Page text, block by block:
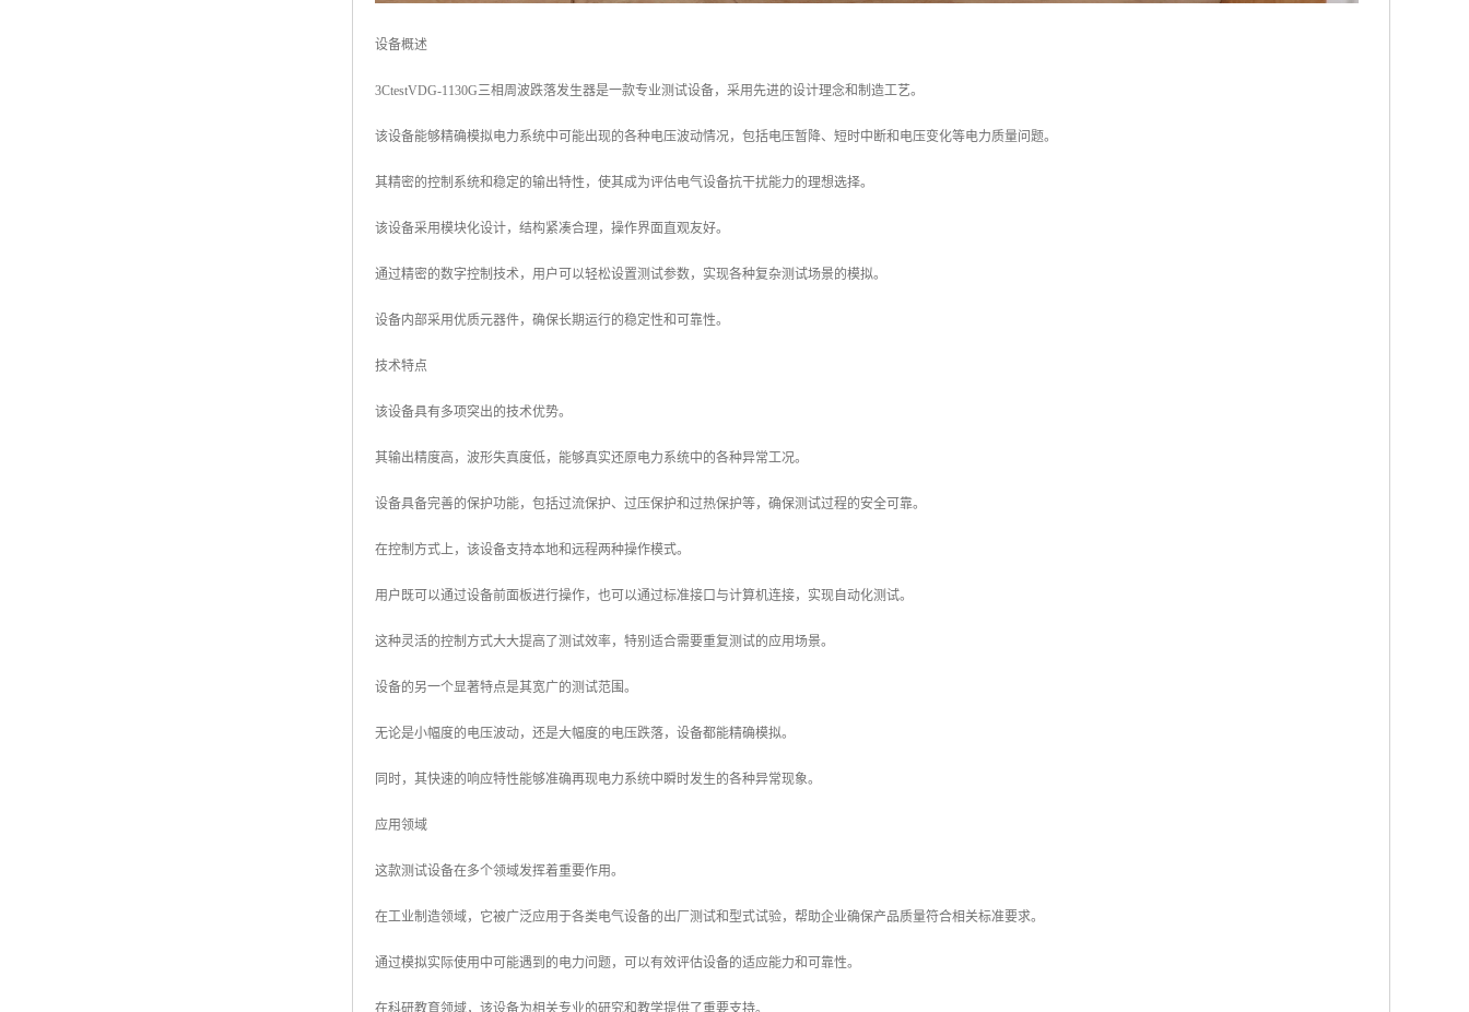
设备概述
3CtestVDG-1130G三相周波跌落发生器是一款专业测试设备，采用先进的设计理念和制造工艺。
该设备能够精确模拟电力系统中可能出现的各种电压波动情况，包括电压暂降、短时中断和电压变化等电力质量问题。
其精密的控制系统和稳定的输出特性，使其成为评估电气设备抗干扰能力的理想选择。
该设备采用模块化设计，结构紧凑合理，操作界面直观友好。
通过精密的数字控制技术，用户可以轻松设置测试参数，实现各种复杂测试场景的模拟。
设备内部采用优质元器件，确保长期运行的稳定性和可靠性。
技术特点
该设备具有多项突出的技术优势。
其输出精度高，波形失真度低，能够真实还原电力系统中的各种异常工况。
设备具备完善的保护功能，包括过流保护、过压保护和过热保护等，确保测试过程的安全可靠。
在控制方式上，该设备支持本地和远程两种操作模式。
用户既可以通过设备前面板进行操作，也可以通过标准接口与计算机连接，实现自动化测试。
这种灵活的控制方式大大提高了测试效率，特别适合需要重复测试的应用场景。
设备的另一个显著特点是其宽广的测试范围。
无论是小幅度的电压波动，还是大幅度的电压跌落，设备都能精确模拟。
同时，其快速的响应特性能够准确再现电力系统中瞬时发生的各种异常现象。
应用领域
这款测试设备在多个领域发挥着重要作用。
在工业制造领域，它被广泛应用于各类电气设备的出厂测试和型式试验，帮助企业确保产品质量符合相关标准要求。
通过模拟实际使用中可能遇到的电力问题，可以有效评估设备的适应能力和可靠性。
在科研教育领域，该设备为相关专业的研究和教学提供了重要支持。